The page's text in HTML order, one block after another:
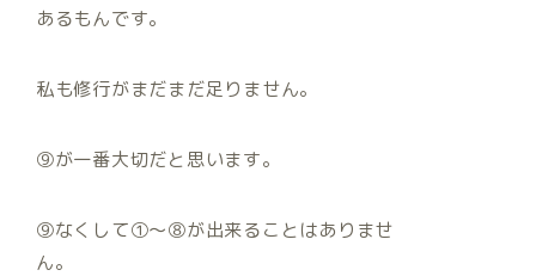
あるもんです。
私も修行がまだまだ足りません。
⑨が一番大切だと思います。
⑨なくして①～⑧が出来ることはありませ
ん。